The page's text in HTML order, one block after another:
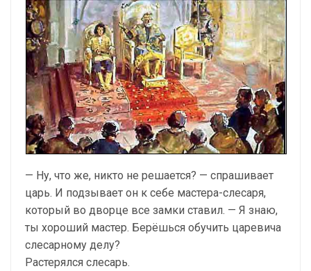
— Ну, что же, никто не решается? — спрашивает
царь. И подзывает он к себе мастера-слесаря,
который во дворце все замки ставил. — Я знаю,
ты хороший мастер. Берёшься обучить царевича
слесарному делу?
Растерялся слесарь.